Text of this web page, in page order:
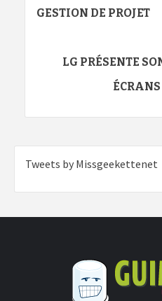
GESTION DE PROJET
LG PRÉSENTE
Tweets by Missgeekettenet